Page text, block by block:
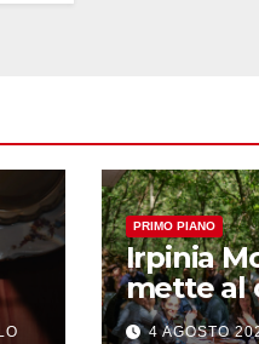
PRIMO PIANO
Irpinia
mette al
4 AGOSTO